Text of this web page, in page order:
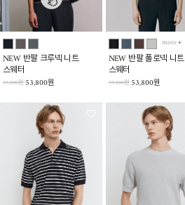
NEW 반팔 크루넥 니트
스웨터
59,800원 53,800원
more
NEW 반팔 폴로넥 니트
스웨터
59,800원 53,800원